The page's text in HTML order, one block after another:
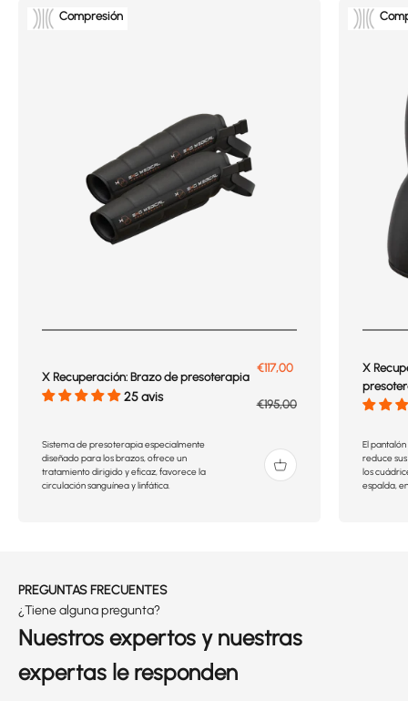
Compresión
X Recuperación: Brazo de presoterapia
25 avis
Prix de vente
€117,00
Prix normal
€195,00
Sistema de presoterapia especialmente
diseñado para los brazos, ofrece un
tratamiento dirigido y eficaz, favorece la
circulación sanguínea y linfática.
X
El
reduce sus
los
espalda,
PREGUNTAS FRECUENTES
¿Tiene alguna pregunta?
Nuestros expertos y nuestras
expertas le responden